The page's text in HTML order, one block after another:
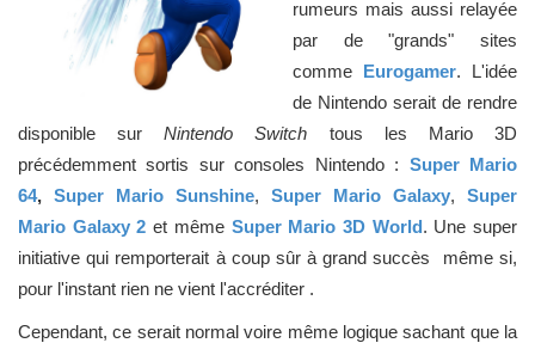
rumeurs mais aussi relayée
par de "grands" sites
comme Eurogamer. L'idée
de Nintendo serait de rendre
disponible surNintendo Switch tous les Mario 3D
précédemment sortis sur consoles Nintendo : Super Mario
64, Super Mario Sunshine, Super Mario Galaxy,
Super
Mario Galaxy 2 et même Super Mario 3D World. Une super
initiative qui remporterait à coup sûr à grand succès même si,
pour l'instant rien ne vient l'accréditer .
Cependant, ce serait normal voire même logique sachant que la